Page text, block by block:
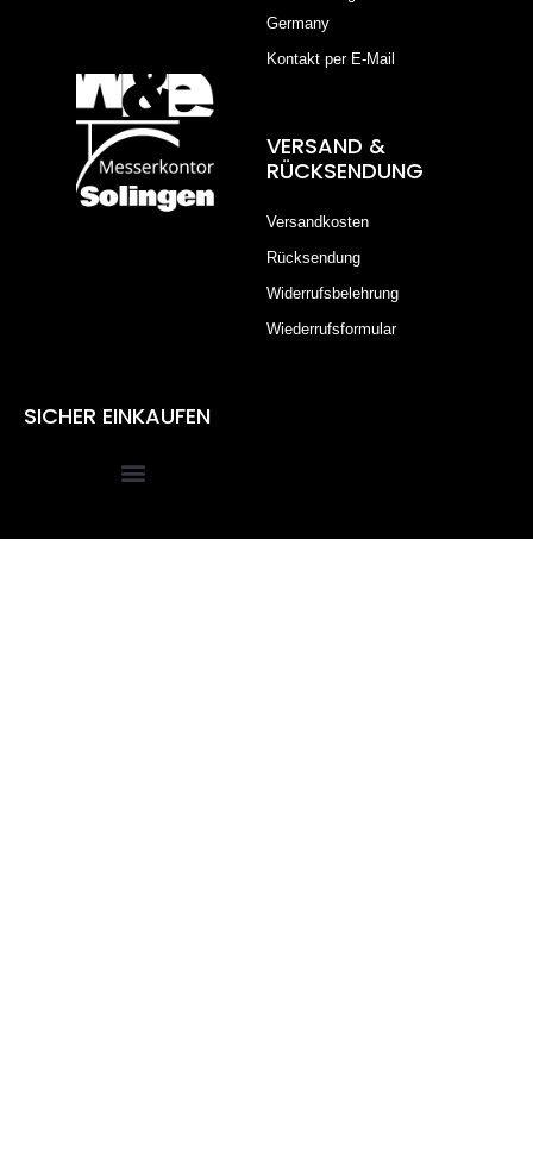
Germany
Kontakt per E-Mail
VERSAND &
RÜCKSENDUNG
Versandkosten
Rücksendung
Widerrufsbelehrung
Wiederrufsformular
SICHER EINKAUFEN